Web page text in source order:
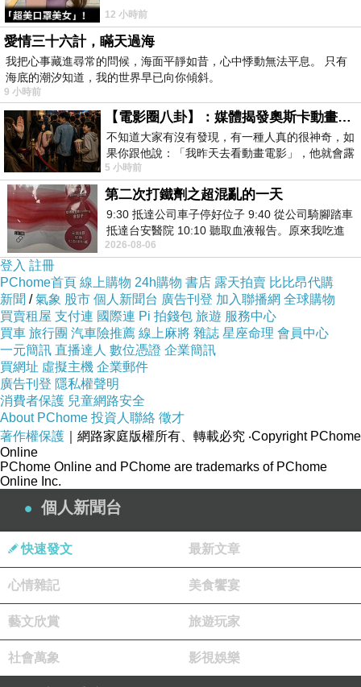
mcode=MV92TVFFTzVWMmdNZWZLK1l4cGd
1K3UwUS81Q00ra1YwT2t6MklYVDRlbVVZPQ
==&url=https://tw.buy.yahoo.com/gdsale/gdsale
.asp?gdid=4857091
商品訊息功能:
內刷毛保暖全褲從頭到腳100?彈力
冬天必備聖品，全程台灣生產製造
商品訊息描述:
【COMODE】 男士舒適休閒內刷毛保暖褲(共2
色/5碼)
12 小時前
愛情三十六計，瞞天過海
我把心事藏進尋常的問候，海面平靜如昔，心中悸動無法平息。 只有
海底的潮汐知道，我的世界早已向你傾斜。
9 小時前
【電影圈八卦】：媒體揭發奧斯卡動畫項目投票醜聞！好萊塢為什麼看不起動畫電影？
不知道大家有沒有發現，有一種人真的很神奇，如
果你跟他說：「我昨天去看動畫電影」，他就會露
出一種慈祥的微笑，然後問你是不是陪小
5 小時前
第二次打鐵劑之超混亂的一天
9:30 抵達公司車子停好位子 9:40 從公司騎腳踏車
抵達台安醫院 10:10 聽取血液報告。原來我吃進
去的 B12 彌可保並非沒有吸收而是超
2026-08-06
登入 註冊
PChome首頁 線上購物 24h購物 書店 露天拍賣 比比昂代購
新聞 /氣象 股市 個人新聞台 廣告刊登 加入聯播網 全球購物
買賣租屋 支付連 國際連 Pi 拍錢包 旅遊 服務中心
買車 旅行團 汽車險推薦 線上麻將 雜誌 星座命理 會員中心
一元簡訊 直播達人 數位憑證 企業簡訊
買網址 虛擬主機 企業郵件
廣告刊登 隱私權聲明
消費者保護 兒童網路安全
About PChome 投資人聯絡 徵才
著作權保護 ｜網路家庭版權所有、轉載必究 ‧Copyright PChome
Online
PChome Online and PChome are trademarks of PChome
Online Inc.
個人新聞台
快速發文 最新文章
心情雜記 美食饗宴
藝文欣賞 旅遊玩家
社會萬象 影視娛樂